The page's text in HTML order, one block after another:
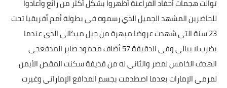
توالت هجمات أحفاد الفراعنة أظهروا بشكل أكثر من رائع وأعادوا
للحاضرين المشهد الجميل الذي رسموه فى بطولة أمم أفريقيا تحت
23 سنة التى شهدت عروضا مبهرة من جيل ميكالى الذى عندما
يضرب لا يبالى وفى الدقيقة 57 أضاف محمود صابر المدفعجى
الهدف الخامس لمصر والثاني له من قذيفة سكنت المقص الأيمن
لمرمي الإمارات بعدما اصطدمت بجسم المدافع الإماراتي وغيرت